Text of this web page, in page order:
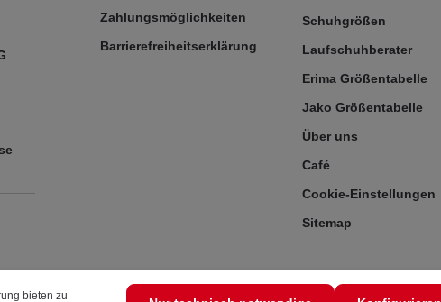
Zahlungsmöglichkeiten
Barrierefreiheitserklärung
Schuhgrößen
Laufschuhberater
Erima Größentabelle
Jako Größentabelle
Über uns
Café
Cookie-Einstellungen
Sitemap
bieten zu